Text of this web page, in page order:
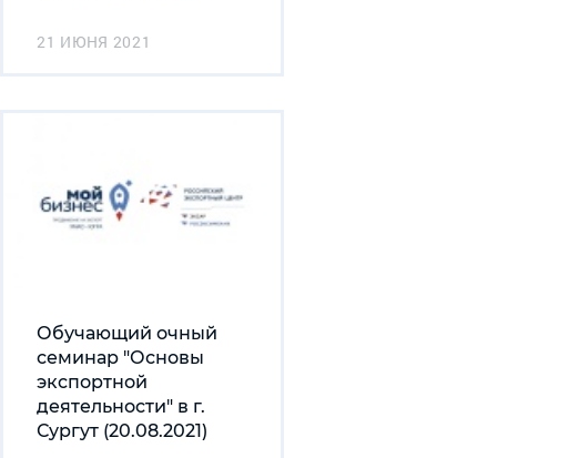
21 ИЮНЯ 2021
Обучающий очный
семинар "Основы
экспортной
деятельности" в г.
Сургут (20.08.2021)